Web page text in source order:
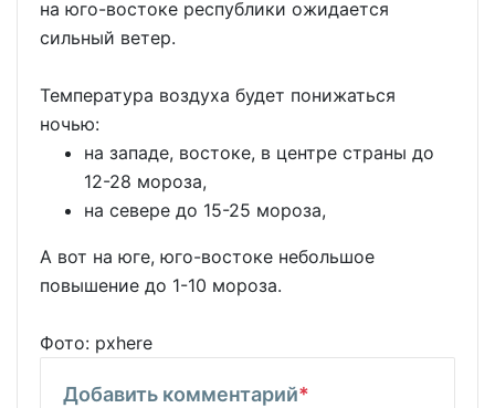
на юго-востоке республики ожидается
сильный ветер.
Температура воздуха будет понижаться
ночью:
на западе, востоке, в центре страны до
12-28 мороза,
на севере до 15-25 мороза,
А вот на юге, юго-востоке небольшое
повышение до 1-10 мороза.
Фото: pxhere
Добавить комментарий*